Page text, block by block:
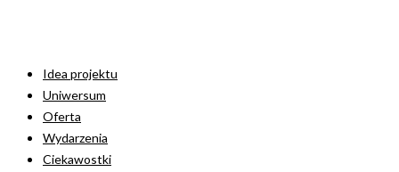
Idea projektu
Uniwersum
Oferta
Wydarzenia
Ciekawostki